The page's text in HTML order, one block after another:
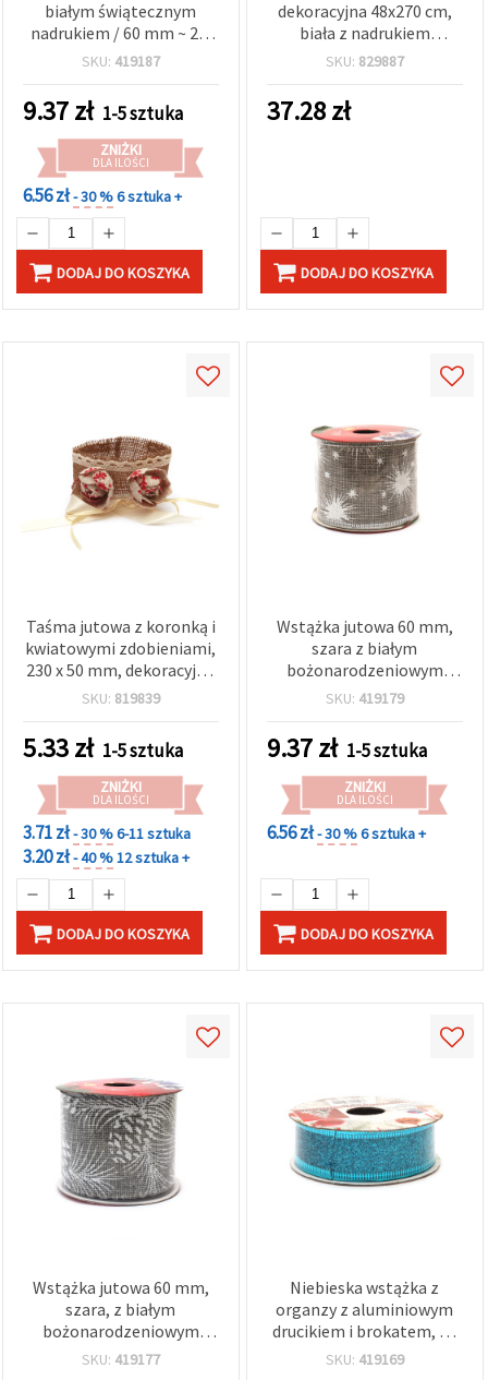
białym świątecznym
nadrukiem / 60 mm ~ 2,7
m
SKU: 419187
9.37zł 1-5 sztuka
ZNIŻKI
DLA ILOŚCI
6.56 zł- 30 %6 sztuka +
DODAJ DO KOSZYKA
dekoracyjna 48x270 cm,
biała z nadrukiem
bożonarodzeniowym
SKU: 829887
37.28zł
DODAJ DO KOSZYKA
Taśma jutowa z koronką i
kwiatowymi zdobieniami,
230 x 50 mm, dekoracyjna
owijka na butelkę
SKU: 819839
5.33zł 1-5 sztuka
ZNIŻKI
DLA ILOŚCI
3.71 zł- 30 %6-11 sztuka
3.20 zł- 40 %12 sztuka +
DODAJ DO KOSZYKA
Wstążka jutowa 60 mm,
szara z białym
bożonarodzeniowym
nadrukiem ~2,7 m
SKU: 419179
9.37zł 1-5 sztuka
ZNIŻKI
DLA ILOŚCI
6.56 zł- 30 %6 sztuka +
DODAJ DO KOSZYKA
Wstążka jutowa 60 mm,
szara, z białym
bożonarodzeniowym
nadrukiem, ok. 2,7 m
SKU: 419177
Niebieska wstążka z
organzy z aluminiowym
drucikiem i brokatem, 25
mm, ~2,70 m
SKU: 419169